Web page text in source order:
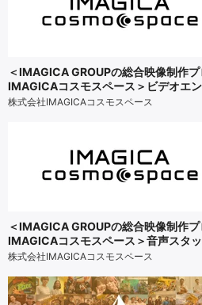
＜IMAGICA GROUPの総合映像制作
IMAGICAコスモスペース＞ビデオエ
株式会社IMAGICAコスモスペース
＜IMAGICA GROUPの総合映像制作
IMAGICAコスモスペース＞音声スタッ
株式会社IMAGICAコスモスペース